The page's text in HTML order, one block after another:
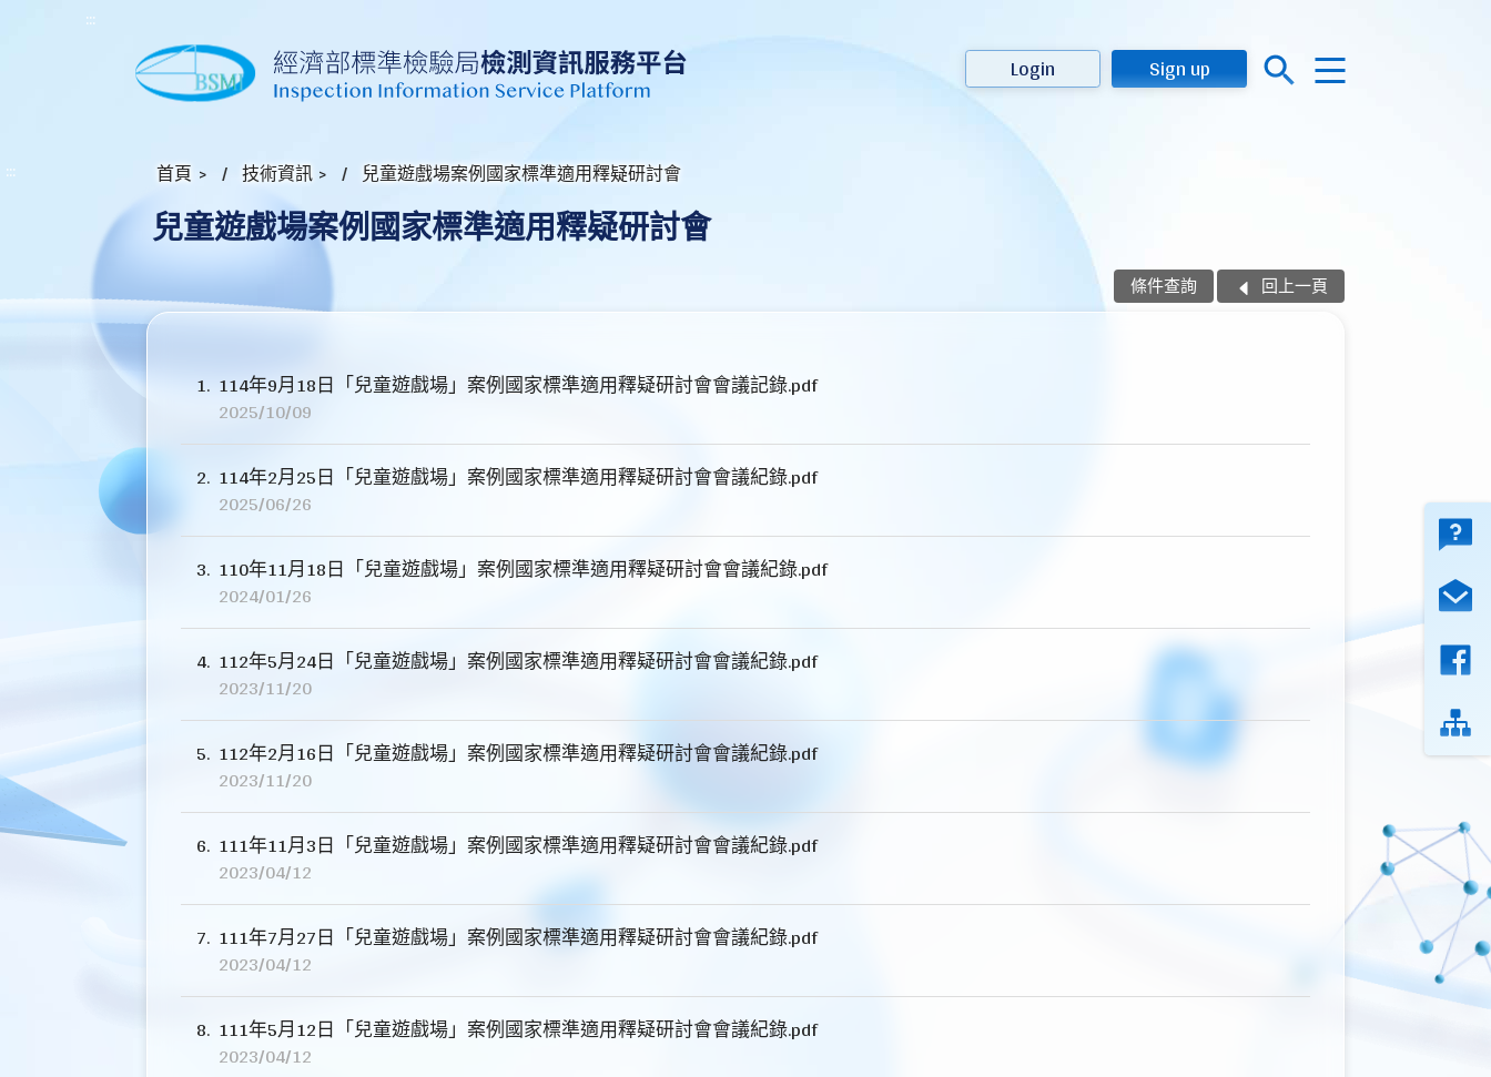
:::
Login Sign up
::: 首頁 > 技術資訊 > 兒童遊戲場案例國家標準適用釋疑研討會
兒童遊戲場案例國家標準適用釋疑研討會
條件查詢 回上一頁
1 114年9月18日「兒童遊戲場」案例國家標準適用釋疑研討會會議記錄.pdf
2025/10/09
2 114年2月25日「兒童遊戲場」案例國家標準適用釋疑研討會會議紀錄.pdf
2025/06/26
3 110年11月18日「兒童遊戲場」案例國家標準適用釋疑研討會會議紀錄.pdf
2024/01/26
4 112年5月24日「兒童遊戲場」案例國家標準適用釋疑研討會會議紀錄.pdf
2023/11/20
5 112年2月16日「兒童遊戲場」案例國家標準適用釋疑研討會會議紀錄.pdf
2023/11/20
6 111年11月3日「兒童遊戲場」案例國家標準適用釋疑研討會會議紀錄.pdf
2023/04/12
7 111年7月27日「兒童遊戲場」案例國家標準適用釋疑研討會會議紀錄.pdf
2023/04/12
8 111年5月12日「兒童遊戲場」案例國家標準適用釋疑研討會會議紀錄.pdf
2023/04/12